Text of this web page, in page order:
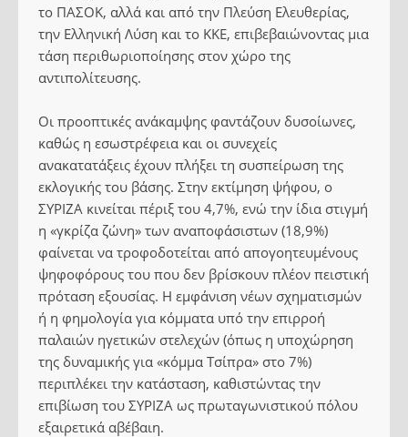
το ΠΑΣΟΚ, αλλά και από την Πλεύση Ελευθερίας,
την Ελληνική Λύση και το ΚΚΕ, επιβεβαιώνοντας μια
τάση περιθωριοποίησης στον χώρο της
αντιπολίτευσης.
Οι προοπτικές ανάκαμψης φαντάζουν δυσοίωνες,
καθώς η εσωστρέφεια και οι συνεχείς
ανακατατάξεις έχουν πλήξει τη συσπείρωση της
εκλογικής του βάσης. Στην εκτίμηση ψήφου, ο
ΣΥΡΙΖΑ κινείται πέριξ του 4,7%, ενώ την ίδια στιγμή
η «γκρίζα ζώνη» των αναποφάσιστων (18,9%)
φαίνεται να τροφοδοτείται από απογοητευμένους
ψηφοφόρους του που δεν βρίσκουν πλέον πειστική
πρόταση εξουσίας. Η εμφάνιση νέων σχηματισμών
ή η φημολογία για κόμματα υπό την επιρροή
παλαιών ηγετικών στελεχών (όπως η υποχώρηση
της δυναμικής για «κόμμα Τσίπρα» στο 7%)
περιπλέκει την κατάσταση, καθιστώντας την
επιβίωση του ΣΥΡΙΖΑ ως πρωταγωνιστικού πόλου
εξαιρετικά αβέβαιη.